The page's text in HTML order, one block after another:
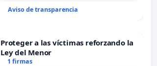
Aviso de transparencia
Proteger a las víctimas reforzando la
Ley del Menor
1 firmas